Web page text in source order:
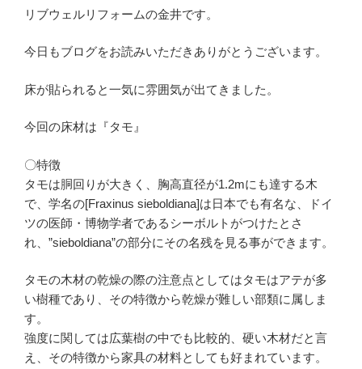
リブウェルリフォームの金井です。
今日もブログをお読みいただきありがとうございます。
床が貼られると一気に雰囲気が出てきました。
今回の床材は『タモ』
〇特徴
タモは胴回りが大きく、胸高直径が1.2mにも達する木
で、学名の[Fraxinus sieboldiana]は日本でも有名な、ドイ
ツの医師・博物学者であるシーボルトがつけたとさ
れ、”sieboldiana”の部分にその名残を見る事ができます。
タモの木材の乾燥の際の注意点としてはタモはアテが多
い樹種であり、その特徴から乾燥が難しい部類に属しま
す。
強度に関しては広葉樹の中でも比較的、硬い木材だと言
え、その特徴から家具の材料としても好まれています。